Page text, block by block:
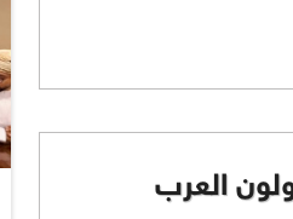
العرب